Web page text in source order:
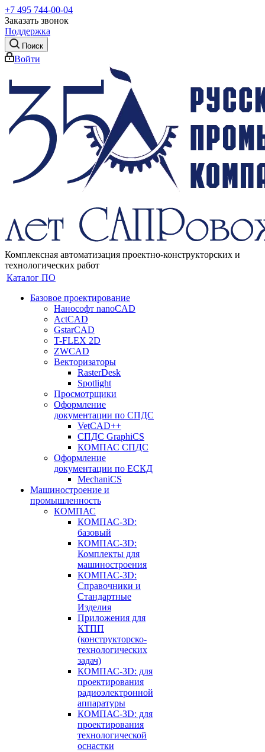
+7 495 744-00-04
Заказать звонок
Поддержка
Поиск
Войти
Комплексная автоматизация проектно-конструкторских и
технологических работ
Каталог ПО
Базовое проектирование
Нанософт nanoCAD
ActCAD
GstarCAD
T-FLEX 2D
ZWCAD
Векторизаторы
RasterDesk
Spotlight
Просмотрщики
Оформление
документации по СПДС
VetCAD++
СПДС GraphiCS
КОМПАС СПДС
Оформление
документации по ЕСКД
MechaniCS
Машиностроение и
промышленность
КОМПАС
КОМПАС-3D:
базовый
КОМПАС-3D:
Комплекты для
машиностроения
КОМПАС-3D:
Справочники и
Стандартные
Изделия
Приложения для
КТПП
(конструкторско-
технологических
задач)
КОМПАС-3D: для
проектирования
радиоэлектронной
аппаратуры
КОМПАС-3D: для
проектирования
технологической
оснастки